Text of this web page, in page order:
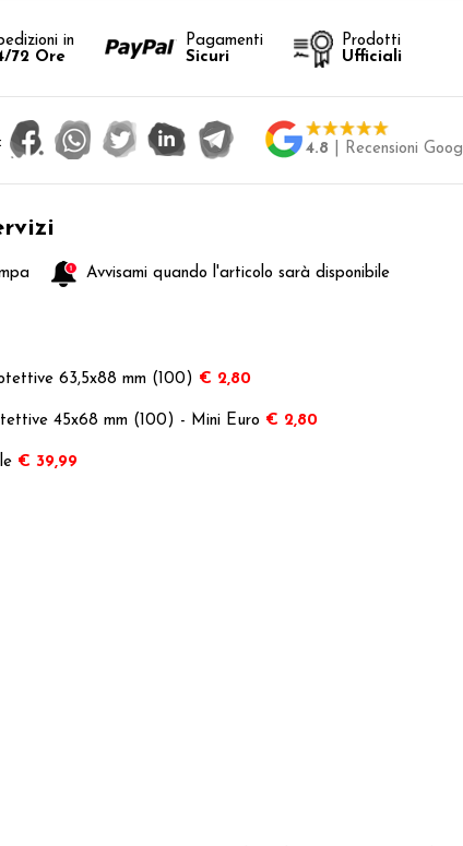
in
72 Ore
Pagamenti
Sicuri
Prodotti
Ufficiali
4.8 | Recensioni
Avvisami quando l'articolo sarà disponibile
63,5x88 mm (100) € 2,80
45x68 mm (100) - Mini Euro € 2,80
€ 39,99